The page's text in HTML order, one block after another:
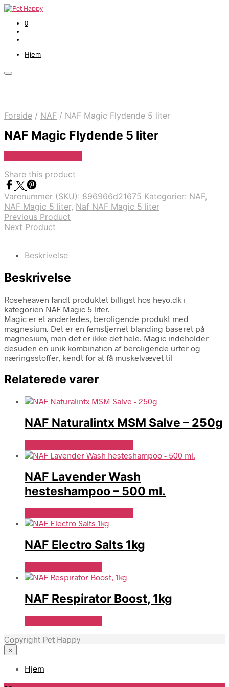
0
Hjem
Forside / NAF / NAF Magic Flydende 5 liter
NAF Magic Flydende 5 liter
Share this product
Varenummer (SKU): 896966d21675 Kategorier: NAF,
NAF Magic 5 liter, Naf NAF Magic 5 liter
Previous Product
Next Product
Beskrivelse
Beskrivelse
Roseheaven fandt produktet billigst hos heyo.dk i
kategorien NAF Magic 5 liter.
Magic er et anderledes, beroligende produkt med
magnesium. Det er en femstjernet blanding baseret på
magnesium, men det er ikke det hele. Magic indeholder
desuden en unik kombination af beroligende urter og
næringsstoffer, kendt for at få muskelvævet til
Relaterede varer
NAF Naturalintx MSM Salve – 250g
NAF Lavender Wash
hesteshampoo – 500 ml.
NAF Electro Salts 1kg
NAF Respirator Boost, 1kg
Copyright Pet Happy
×
Hjem